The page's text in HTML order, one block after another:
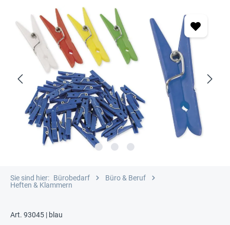
Sie sind hier: Bürobedarf
Büro & Beruf
Heften & Klammern
Art. 93045 | blau